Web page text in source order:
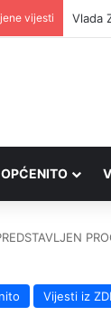
vijesti
OPĆENITO
Vijesti iz